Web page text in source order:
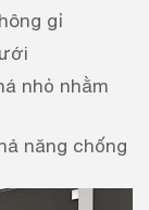
gỉ
nhỏ nhằm
năng chống